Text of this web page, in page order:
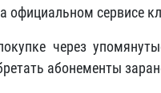
официальном сервисе
через
абонементы